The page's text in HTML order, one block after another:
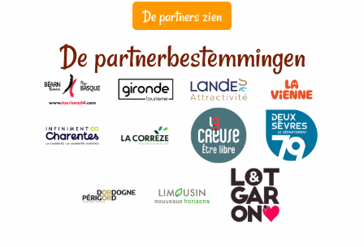
De partners zien
De partnerbestemmingen